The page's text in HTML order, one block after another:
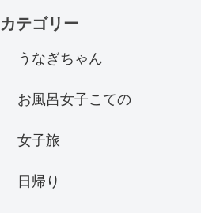
カテゴリー
うなぎちゃん
お風呂女子こての
女子旅
日帰り